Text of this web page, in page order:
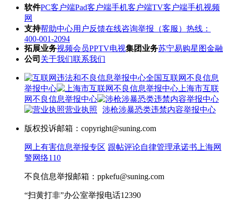
软件PC客户端Pad客户端手机客户端TV客户端手机视频
网
支持帮助中心用户反馈在线咨询举报（客服）热线：
400-001-2094
拓展业务视频会员PPTV电视集团业务苏宁易购星图金融
公司 关于我们联系我们
全国互联网不良信息
举报中心
上海市互联
网不良信息举报中心
涉枪涉暴恐类违禁内容举报中心
营业执照
版权投诉邮箱：copyright@suning.com
跟帖评论自律管理承诺书
网上有害信息举报专区
上海网
警网络110
不良信息举报邮箱：ppkefu@suning.com
“扫黄打非”办公室举报电话12390